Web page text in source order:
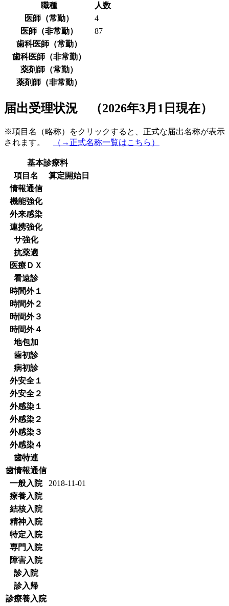
職種
人数
医師（常勤）
4
医師（非常勤）
87
歯科医師（常勤）
歯科医師（非常勤）
薬剤師（常勤）
薬剤師（非常勤）
届出受理状況 （2026年3月1日現在）
※項目名（略称）をクリックすると、正式な届出名称が表示
されます。
（→正式名称一覧はこちら）
基本診療料
項目名
算定開始日
情報通信
機能強化
外来感染
連携強化
サ強化
抗薬適
医療ＤＸ
看遠診
時間外１
時間外２
時間外３
時間外４
地包加
歯初診
病初診
外安全１
外安全２
外感染１
外感染２
外感染３
外感染４
歯特連
歯情報通信
一般入院
2018-11-01
療養入院
結核入院
精神入院
特定入院
専門入院
障害入院
診入院
診入帰
診療養入院